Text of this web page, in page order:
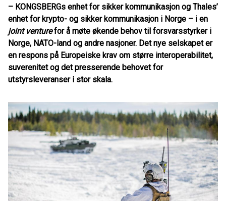
– KONGSBERGs enhet for sikker kommunikasjon og Thales’
enhet for krypto- og sikker kommunikasjon i Norge – i en
joint venturefor å møte økende behov til forsvarsstyrker i
Norge, NATO-land og andre nasjoner. Det nye selskapet er
en respons på Europeiske krav om større interoperabilitet,
suverenitet og det presserende behovet for
utstyrsleveranser i stor skala.